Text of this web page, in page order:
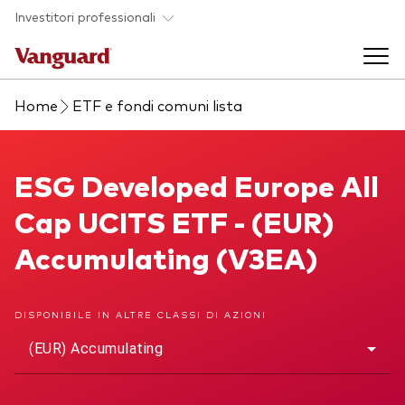
Skip to main content
Investitori professionali
Prodotti di investimento
Visualizza i nostri prodotti per categorie
Cerca i nostri prodotti
Eventi ed approfondimenti
Back to main menu
La società
Chi siamo
Home ETF e fondi comuni lista
ESG Developed Europe All Cap UCITS ETF
ESG Developed Europe All
Cap UCITS ETF - (EUR)
Accumulating (V3EA)
DISPONIBILE IN ALTRE CLASSI DI AZIONI
(EUR) Accumulating